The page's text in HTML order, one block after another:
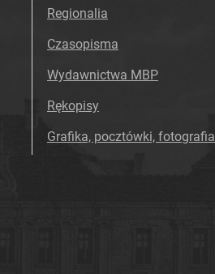
Regionalia
Czasopisma
Wydawnictwa MBP
Rękopisy
Grafika, pocztówki, fotografia